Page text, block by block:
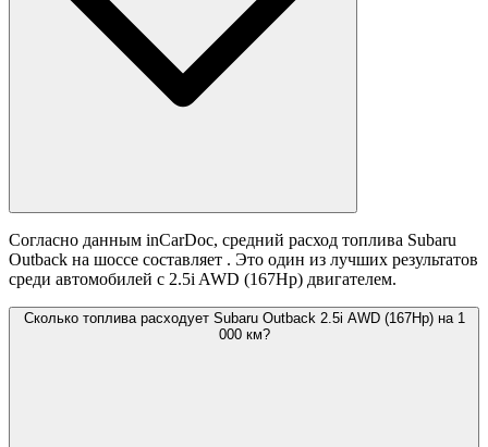
Согласно данным inCarDoc, средний расход топлива Subaru
Outback на шоссе составляет . Это один из лучших результатов
среди автомобилей с 2.5i AWD (167Hp) двигателем.
Сколько топлива расходует Subaru Outback 2.5i AWD (167Hp) на 1
000 км?